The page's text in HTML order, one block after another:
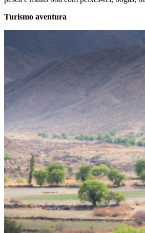
Turismo aventura